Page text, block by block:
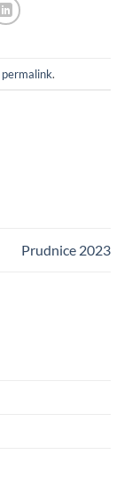
permalink.
Prudnice 2023